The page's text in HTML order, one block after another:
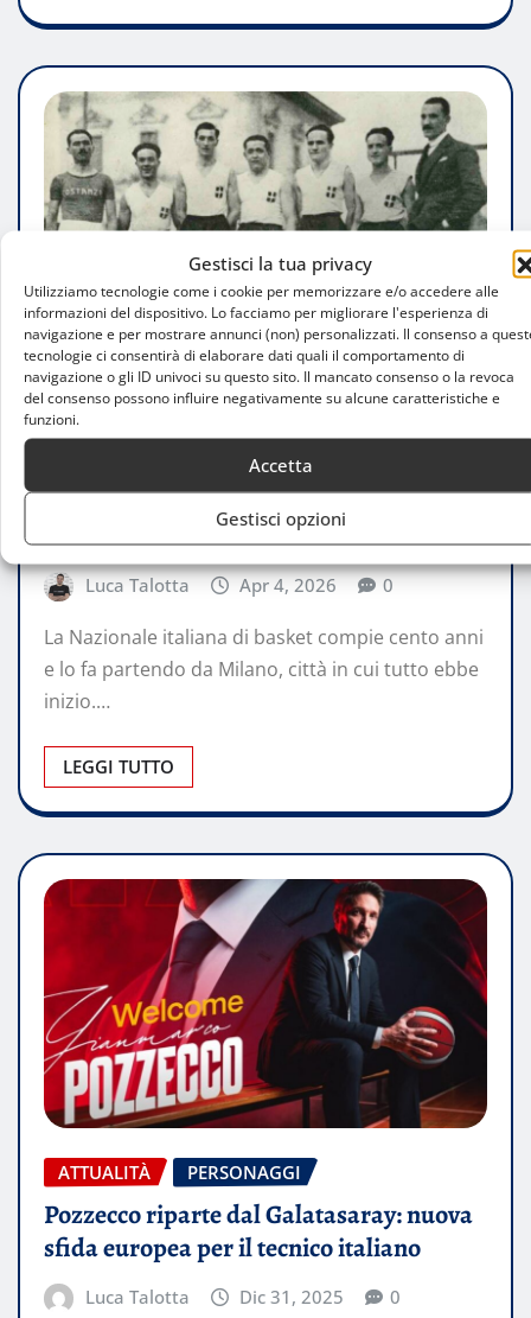
Gestisci la tua privacy
Utilizziamo tecnologie come i cookie per memorizzare e/o accedere alle
informazioni del dispositivo. Lo facciamo per migliorare l'esperienza di
navigazione e per mostrare annunci (non) personalizzati. Il consenso a
tecnologie ci consentirà di elaborare dati quali il comportamento di
navigazione o gli ID univoci su questo sito. Il mancato consenso o la revoca
del consenso possono influire negativamente su alcune caratteristiche e
funzioni.
Accetta
Gestisci opzioni
Italbasket, un secolo di storia: Milano
culla della prima partita azzurra
Luca Talotta Apr 4, 2026 0
La Nazionale italiana di basket compie cento anni
e lo fa partendo da Milano, città in cui tutto ebbe
inizio.…
LEGGI TUTTO
ATTUALITÀ PERSONAGGI
Pozzecco riparte dal Galatasaray: nuova
sfida europea per il tecnico italiano
Luca Talotta Dic 31, 2025 0